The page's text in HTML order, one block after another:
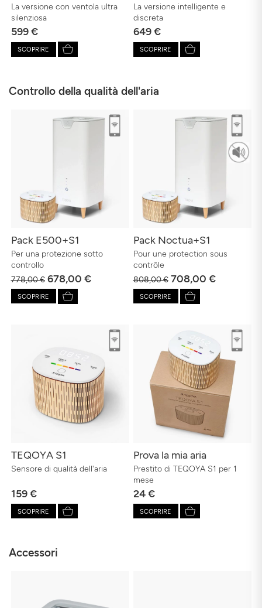
La versione con ventola ultra
silenziosa
599 €
SCOPRIRE
La versione intelligente e
discreta
649 €
SCOPRIRE
Controllo della qualità dell'aria
Pack E500+S1
Per una protezione sotto
controllo
778,00 €678,00 €
SCOPRIRE
Pack Noctua+S1
Pour une protection sous
contrôle
808,00 €708,00 €
SCOPRIRE
TEQOYA S1
Sensore di qualità dell'aria
159 €
SCOPRIRE
Prova la mia aria
Prestito di TEQOYA S1 per 1
mese
24 €
SCOPRIRE
Accessori